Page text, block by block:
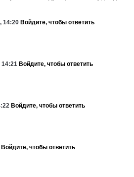
14:20 Войдите, чтобы ответить
14:21 Войдите, чтобы ответить
Войдите, чтобы ответить
Войдите, чтобы ответить